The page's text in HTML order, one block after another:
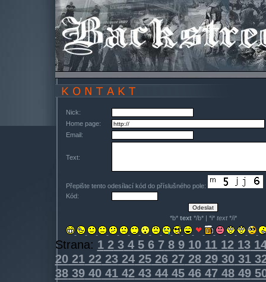
Nick:
Home page:
Email:
Text:
Přepište tento odesílací kód do příslušného pole:
Kód:
*b* text*/b* | *i* text*/i*
Strana: 12345678910111213
202122232425262728293031
383940414243444546474849